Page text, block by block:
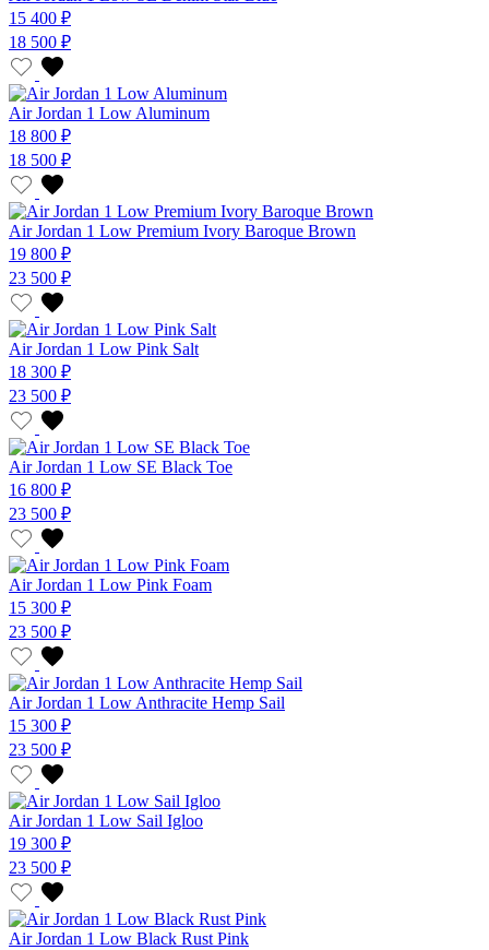
15 400 ₽
18 500 ₽
Air Jordan 1 Low Aluminum
18 800 ₽
18 500 ₽
Air Jordan 1 Low Premium Ivory Baroque Brown
19 800 ₽
23 500 ₽
Air Jordan 1 Low Pink Salt
18 300 ₽
23 500 ₽
Air Jordan 1 Low SE Black Toe
16 800 ₽
23 500 ₽
Air Jordan 1 Low Pink Foam
15 300 ₽
23 500 ₽
Air Jordan 1 Low Anthracite Hemp Sail
15 300 ₽
23 500 ₽
Air Jordan 1 Low Sail Igloo
19 300 ₽
23 500 ₽
Air Jordan 1 Low Black Rust Pink